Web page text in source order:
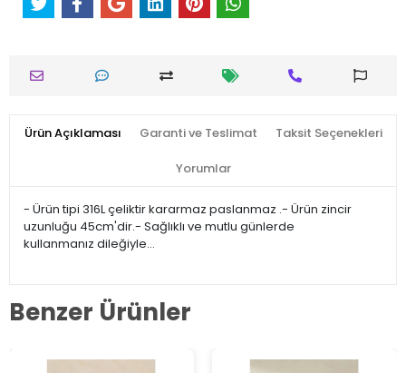
Ürün Açıklaması Garanti ve Teslimat Taksit Seçenekleri
Yorumlar
- Ürün tipi 316L çeliktir kararmaz paslanmaz .- Ürün zincir
uzunluğu 45cm'dir.- Sağlıklı ve mutlu günlerde
kullanmanız dileğiyle…
Benzer Ürünler